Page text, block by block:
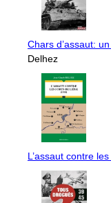
Chars d’assaut:
Delhez
L’assaut contre